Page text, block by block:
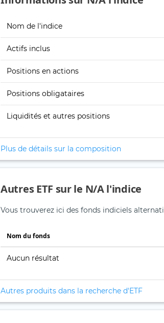
Nom de l'indice
Actifs inclus
Positions en actions
Positions obligataires
Liquidités et autres positions
Plus de détails sur la composition
Autres ETF sur le N/A l'indice
Vous trouverez ici des fonds indiciels
Nom du fonds
Aucun résultat
Autres produits dans la recherche d'ETF